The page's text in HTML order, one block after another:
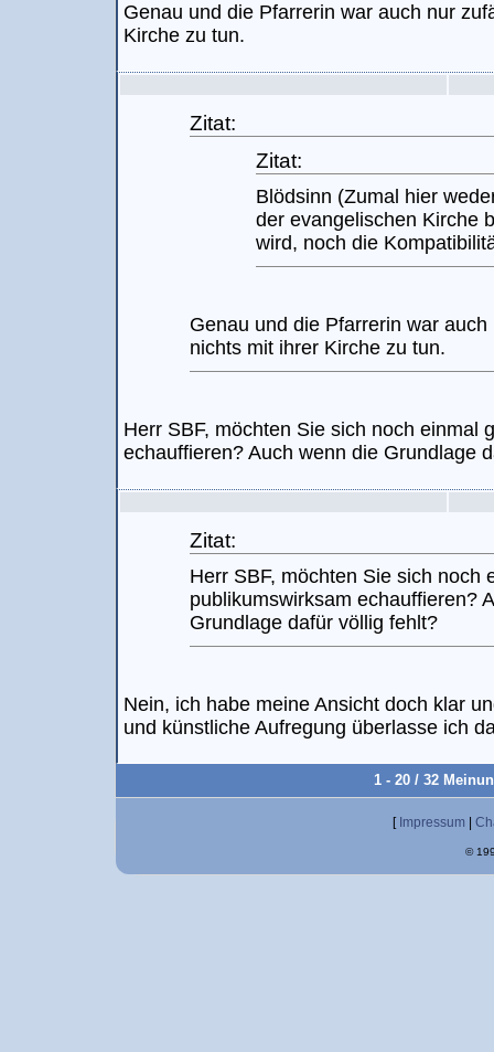
Genau und die Pfarrerin war auch nur
Kirche zu tun.
Zitat:
Zitat:
Blödsinn (Zumal hier
der evangelischen Kirche
wird, noch die
Genau und die Pfarrerin war
nichts mit ihrer Kirche zu tun.
Herr SBF, möchten Sie sich noch einmal
echauffieren? Auch wenn die Grundlage
Zitat:
Herr SBF, möchten Sie sich noch
publikumswirksam echauffieren?
Grundlage dafür völlig fehlt?
Nein, ich habe meine Ansicht doch klar
und künstliche Aufregung überlasse ich
1 - 20 / 32
[ Impressum
©